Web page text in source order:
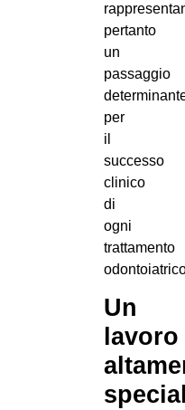
pertanto
un
passaggio
per
il
successo
clinico
di
ogni
trattamento
Un
lavoro